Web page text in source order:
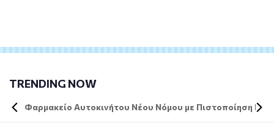
TRENDING NOW
Φαρμακείο Αυτοκινήτου Νέου Νόμου με Πιστοποίηση DIN